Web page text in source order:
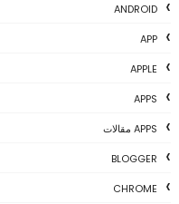
ANDROID
APP
APPLE
APPS
APPS مقالات
BLOGGER
CHROME